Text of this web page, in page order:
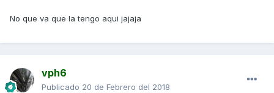
No que va que la tengo aqui jajaja
vph6
Publicado 20 de Febrero del 2018